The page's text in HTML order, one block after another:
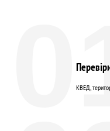
КВЕД,